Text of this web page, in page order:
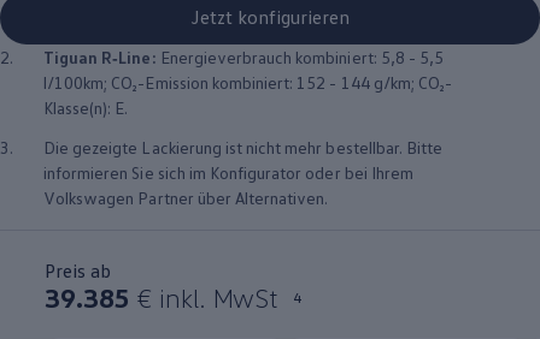
Jetzt konfigurieren
2. Tiguan R‑Line: Energieverbrauch kombiniert: 5,8 - 5,5
l/100km; CO₂-Emission kombiniert: 152 - 144 g/km; CO₂-
Klasse(n): E.
3.
Die gezeigte Lackierung ist nicht mehr bestellbar. Bitte
informieren Sie sich im Konfigurator oder bei Ihrem
Volkswagen Partner über Alternativen.
Preis ab
39.385 € inkl. MwSt 4